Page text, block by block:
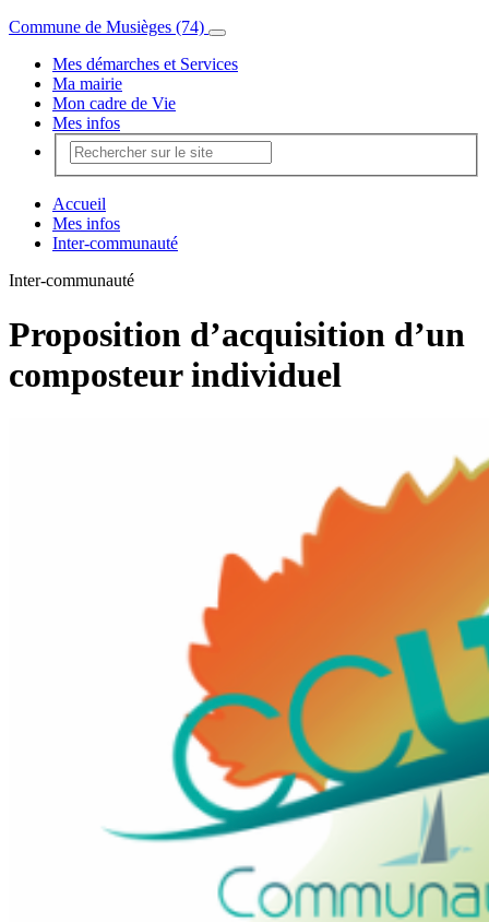
Commune de Musièges (74)
Mes démarches et Services
Ma mairie
Mon cadre de Vie
Mes infos
Accueil
Mes infos
Inter-communauté
Inter-communauté
Proposition d’acquisition d’un
composteur individuel